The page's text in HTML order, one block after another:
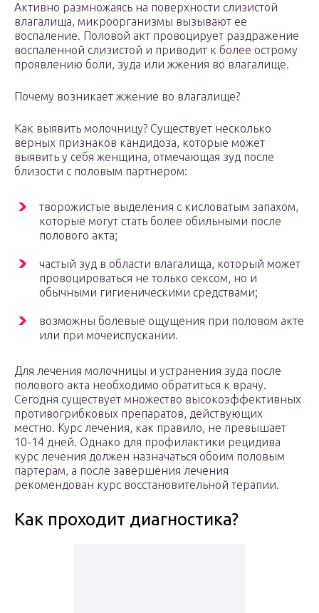
Активно размножаясь на поверхности слизистой
влагалища, микроорганизмы вызывают ее
воспаление. Половой акт провоцирует раздражение
воспаленной слизистой и приводит к более острому
проявлению боли, зуда или жжения во влагалище.
Почему возникает жжение во влагалище?
Как выявить молочницу? Существует несколько
верных признаков кандидоза, которые может
выявить у себя женщина, отмечающая зуд после
близости с половым партнером:
творожистые выделения с кисловатым запахом,
которые могут стать более обильными после
полового акта;
частый зуд в области влагалища, который может
провоцироваться не только сексом, но и
обычными гигиеническими средствами;
возможны болевые ощущения при половом акте
или при мочеиспускании.
Для лечения молочницы и устранения зуда после
полового акта необходимо обратиться к врачу.
Сегодня существует множество высокоэффективных
противогрибковых препаратов, действующих
местно. Курс лечения, как правило, не превышает
10-14 дней. Однако для профилактики рецидива
курс лечения должен назначаться обоим половым
партерам, а после завершения лечения
рекомендован курс восстановительной терапии.
Как проходит диагностика?